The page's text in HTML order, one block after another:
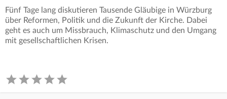
Fünf Tage lang diskutieren Tausende Gläubige in Würzburg
über Reformen, Politik und die Zukunft der Kirche. Dabei
geht es auch um Missbrauch, Klimaschutz und den Umgang
mit gesellschaftlichen Krisen.